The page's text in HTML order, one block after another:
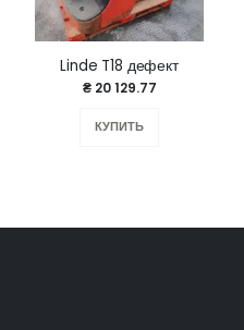
Linde T18 дефект
₴ 20 129.77
КУПИТЬ